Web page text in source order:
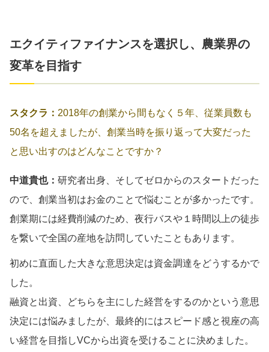
エクイティファイナンスを選択し、農業界の
変革を目指す
スタクラ： 2018年の創業から間もなく５年、従業員数も
50名を超えましたが、創業当時を振り返って大変だった
と思い出すのはどんなことですか？
中道貴也： 研究者出身、そしてゼロからのスタートだった
ので、創業当初はお金のことで悩むことが多かったです。
創業期には経費削減のため、夜行バスや１時間以上の徒歩
を繋いで全国の産地を訪問していたこともあります。
初めに直面した大きな意思決定は資金調達をどうするかで
した。
融資と出資、どちらを主にした経営をするのかという意思
決定には悩みましたが、最終的にはスピード感と視座の高
い経営を目指しVCから出資を受けることに決めました。